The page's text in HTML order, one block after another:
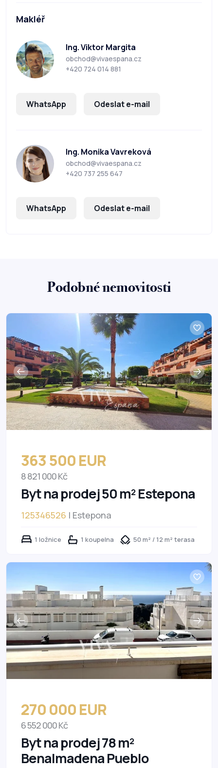
Makléř
Ing. Viktor Margita
obchod@vivaespana.cz
+420 724 014 881
WhatsApp Odeslat e-mail
Ing. Monika Vavreková
obchod@vivaespana.cz
+420 737 255 647
WhatsApp Odeslat e-mail
Podobné nemovitosti
363 500 EUR
8 821 000 Kč
Byt na prodej 50 m² Estepona
125346526 | Estepona
1 ložnice 1 koupelna 50 m² / 12 m² terasa
270 000 EUR
6 552 000 Kč
Byt na prodej 78 m²
Benalmadena Pueblo